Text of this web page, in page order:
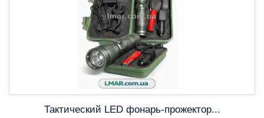
Тактический LED фонарь-прожектор...